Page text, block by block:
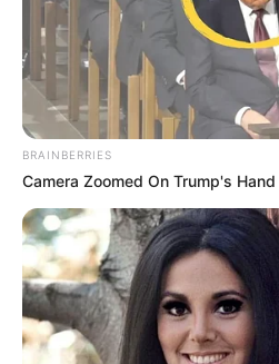
BRAINBERRIES
Camera Zoomed On Trump's